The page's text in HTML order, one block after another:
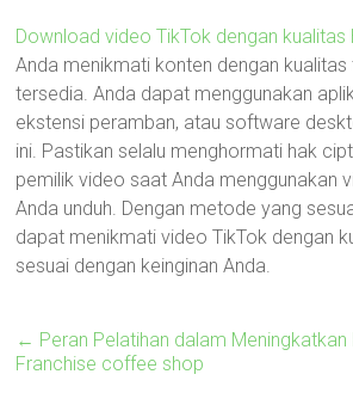
Download video TikTok dengan kualitas
Anda menikmati konten dengan kualitas
tersedia. Anda dapat menggunakan
ekstensi peramban, atau software
ini. Pastikan selalu menghormati hak
pemilik video saat Anda menggunakan
Anda unduh. Dengan metode yang
dapat menikmati video TikTok dengan
sesuai dengan keinginan Anda.
← Peran Pelatihan dalam Meningkatkan
Franchise coffee shop